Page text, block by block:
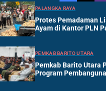
PALANGKA RAYA
Protes Pemadaman
Ayam di Kantor PLN
PEMKAB BARITO UTARA
Pemkab Barito Utara
Program